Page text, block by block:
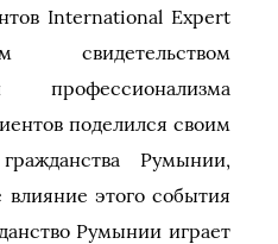
International Expert
свидетельством
поделился своим
Румынии,
влияние этого события
Румынии играет